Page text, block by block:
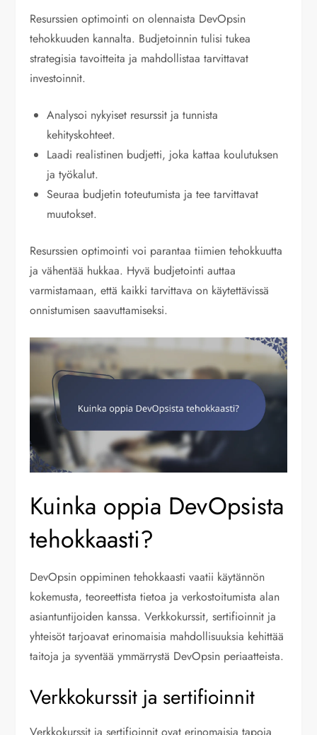
Resurssien optimointi on olennaista DevOpsin
tehokkuuden kannalta. Budjetoinnin tulisi tukea
strategisia tavoitteita ja mahdollistaa tarvittavat
investoinnit.
Analysoi nykyiset resurssit ja tunnista
kehityskohteet.
Laadi realistinen budjetti, joka kattaa koulutuksen
ja työkalut.
Seuraa budjetin toteutumista ja tee tarvittavat
muutokset.
Resurssien optimointi voi parantaa tiimien tehokkuutta
ja vähentää hukkaa. Hyvä budjetointi auttaa
varmistamaan, että kaikki tarvittava on käytettävissä
onnistumisen saavuttamiseksi.
Kuinka oppia DevOpsista
tehokkaasti?
DevOpsin oppiminen tehokkaasti vaatii käytännön
kokemusta, teoreettista tietoa ja verkostoitumista alan
asiantuntijoiden kanssa. Verkkokurssit, sertifioinnit ja
yhteisöt tarjoavat erinomaisia mahdollisuuksia kehittää
taitoja ja syventää ymmärrystä DevOpsin periaatteista.
Verkkokurssit ja sertifioinnit